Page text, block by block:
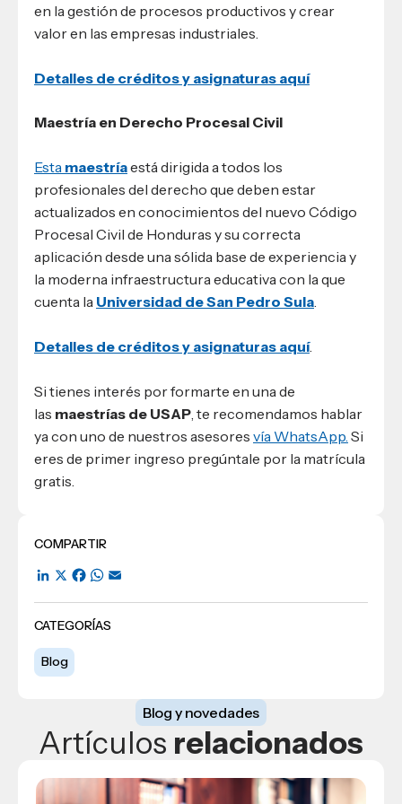
COMPARTIR
LinkedIn
X Facebook
WhatsApp
CATEGORÍAS
Blog
en la gestión de procesos productivos y crear
valor en las empresas industriales.
Detalles de créditos y asignaturas aquí
Maestría en Derecho Procesal Civil
Esta maestríaestá dirigida a todos los
profesionales del derecho que deben estar
actualizados en conocimientos del nuevo Código
Procesal Civil de Honduras y su correcta
aplicación desde una sólida base de experiencia y
la moderna infraestructura educativa con la que
cuenta la Universidad de San Pedro Sula.
Detalles de créditos y asignaturas aquí.
Si tienes interés por formarte en una de
las maestrías de USAP , te recomendamos hablar
ya con uno de nuestros asesores vía WhatsApp. Si
eres de primer ingreso pregúntale por la matrícula
gratis.
Blog y novedades
Artículos relacionados